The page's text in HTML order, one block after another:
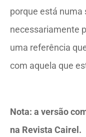
porque está numa
necessariamente
uma referência
com aquela que
Nota: a versão
na Revista Cairel.